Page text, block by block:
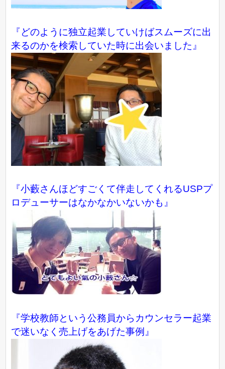
『どのように独立起業していけばスムーズに出
来るのかを検索していた時に出会いました』
『小藪さんほどすごくて伴走してくれるUSPプ
ロデューサーはなかなかいないかも』
『学校教師という公務員からカウンセラー起業
で迷いなく売上げをあげた事例』